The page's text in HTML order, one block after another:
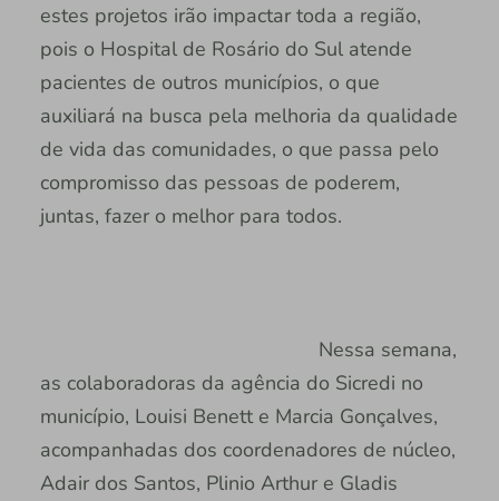
estes projetos irão impactar toda a região,
pois o Hospital de Rosário do Sul atende
pacientes de outros municípios, o que
auxiliará na busca pela melhoria da qualidade
de vida das comunidades, o que passa pelo
compromisso das pessoas de poderem,
juntas, fazer o melhor para todos.
Nessa semana,
as colaboradoras da agência do Sicredi no
município, Louisi Benett e Marcia Gonçalves,
acompanhadas dos coordenadores de núcleo,
Adair dos Santos, Plinio Arthur e Gladis